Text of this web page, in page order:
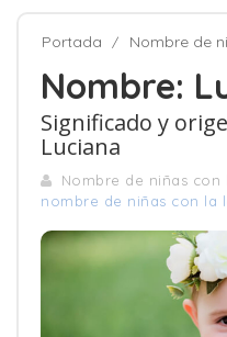
Portada Nombre de
Nombre:
Significado y
Luciana
Nombre de niñas con
nombre de niñas con la